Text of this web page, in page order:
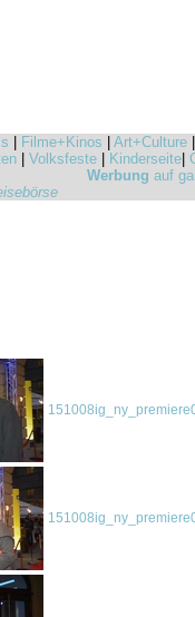
Filme+Kinos Art+Culture
Volksfeste Kinderseite
Werbung auf